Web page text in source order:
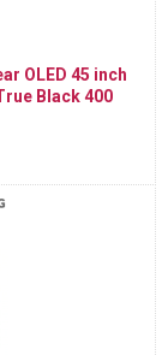
OLED 45 inch
Black 400